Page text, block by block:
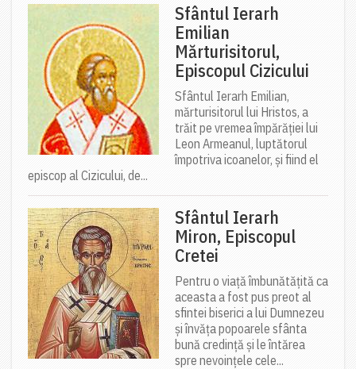
Sfântul Ierarh
Emilian
Mărturisitorul,
Episcopul Cizicului
Sfântul Ierarh Emilian,
mărturisitorul lui Hristos, a
trăit pe vremea împărăției lui
Leon Armeanul, luptătorul
împotriva icoanelor, și fiind el
episcop al Cizicului, de...
Sfântul Ierarh
Miron, Episcopul
Cretei
Pentru o viață îmbunătățită ca
aceasta a fost pus preot al
sfintei biserici a lui Dumnezeu
și învăța popoarele sfânta
bună credință și le întărea
spre nevoințele cele...